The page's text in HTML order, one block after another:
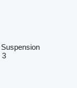
Suspension
3